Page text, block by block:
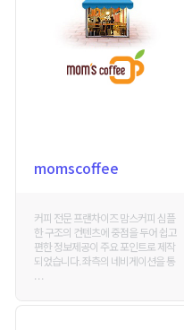
momscoffee
커피 전문 프랜차이즈 맘스커피 심플
한 구조의 컨텐츠에 중점을 두어 쉽고
편한 정보제공이 주요 포인트로 제작
되었습니다. 좌측의 네비게이션을 통
. . .